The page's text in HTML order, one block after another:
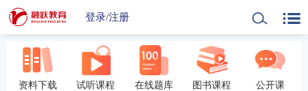
登录/注册
资料下载 试听课程 在线题库 图书课程 公开课